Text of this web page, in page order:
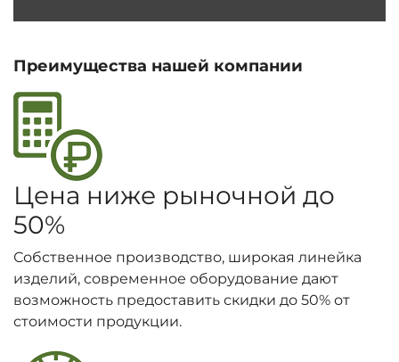
Преимущества нашей компании
Цена ниже рыночной до
50%
Собственное производство, широкая линейка
изделий, современное оборудование дают
возможность предоставить скидки до 50% от
стоимости продукции.